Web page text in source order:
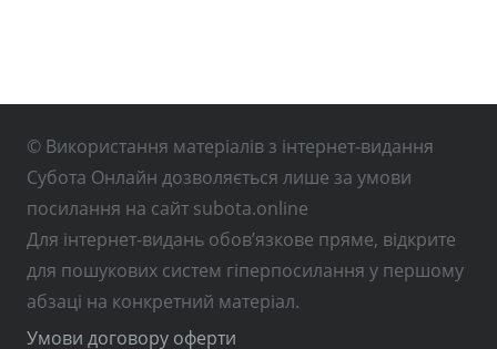
© Використання матеріалів з інтернет-видання
Субота Онлайн дозволяється лише за умови
посилання на сайт subota.online
Для інтернет-видань обов’язкове пряме, відкрите
для пошукових систем гіперпосилання у першому
абзаці на конкретний матеріал.
Умови договору оферти